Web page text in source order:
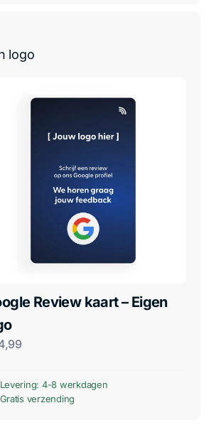
logo
Review kaart – Eigen
Levering: 4-8 werkdagen
Gratis verzending